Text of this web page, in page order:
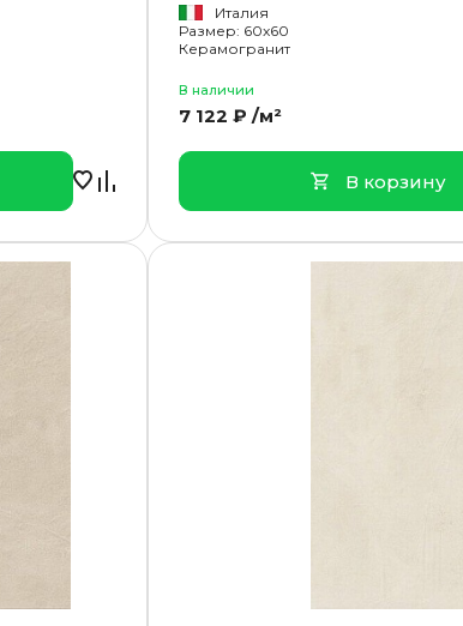
Италия
Размер: 60x60
Керамогранит
В наличии
7 122 ₽ /м²
В корзину